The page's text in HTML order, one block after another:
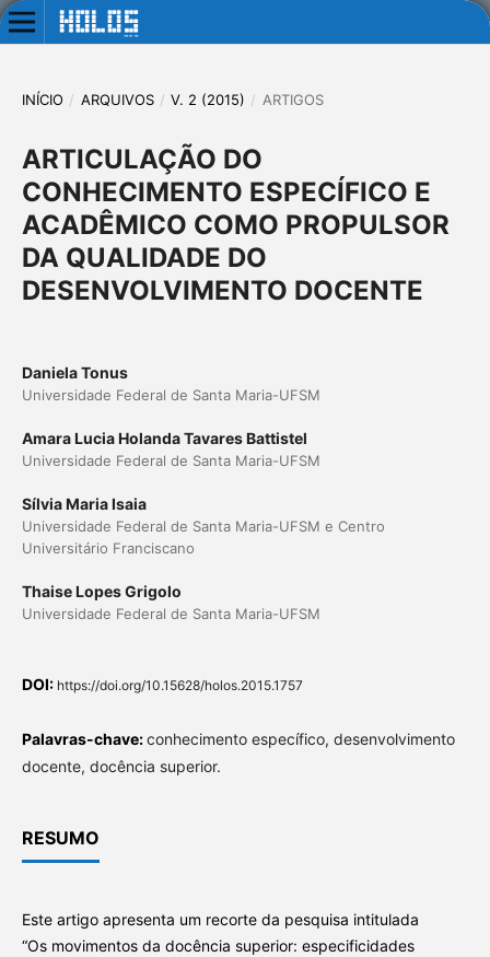
INÍCIO / ARQUIVOS / V. 2 (2015) / ARTIGOS
ARTICULAÇÃO DO
CONHECIMENTO ESPECÍFICO E
ACADÊMICO COMO PROPULSOR
DA QUALIDADE DO
DESENVOLVIMENTO DOCENTE
Daniela Tonus
Universidade Federal de Santa Maria-UFSM
Amara Lucia Holanda Tavares Battistel
Universidade Federal de Santa Maria-UFSM
Sílvia Maria Isaia
Universidade Federal de Santa Maria-UFSM e Centro
Universitário Franciscano
Thaise Lopes Grigolo
Universidade Federal de Santa Maria-UFSM
DOI: https://doi.org/10.15628/holos.2015.1757
Palavras-chave:conhecimento específico, desenvolvimento
docente, docência superior.
RESUMO
Este artigo apresenta um recorte da pesquisa intitulada
“Os movimentos da docência superior: especificidades